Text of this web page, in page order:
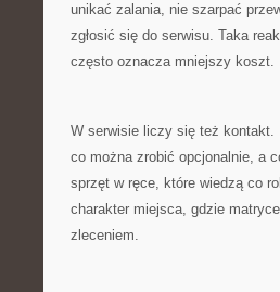
unikać zalania, nie szarpać
zgłosić się do serwisu. Taka
często oznacza mniejszy koszt.
W serwisie liczy się też kontakt.
co można zrobić opcjonalnie, a
sprzęt w ręce, które wiedzą co
charakter miejsca, gdzie
zleceniem.